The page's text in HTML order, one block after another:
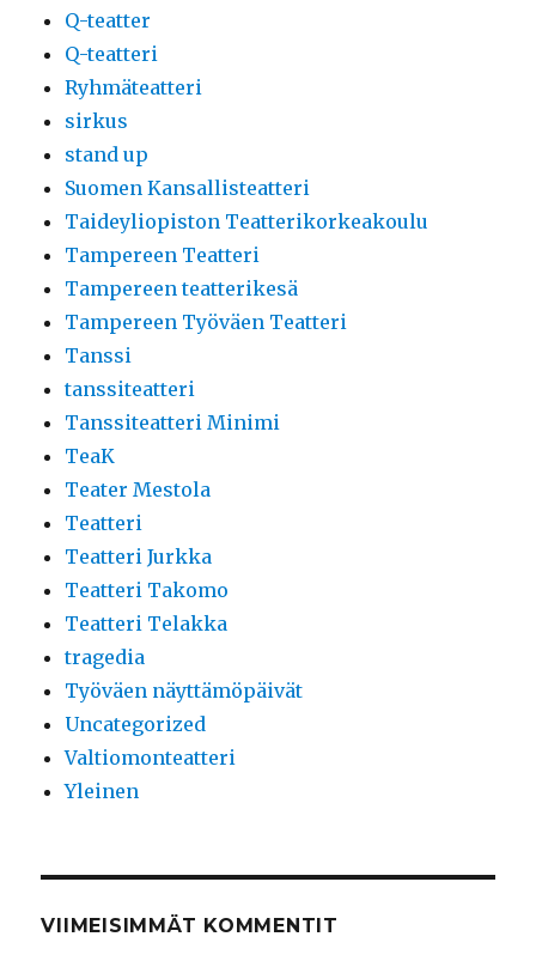
Q-teatter
Q-teatteri
Ryhmäteatteri
sirkus
stand up
Suomen Kansallisteatteri
Taideyliopiston Teatterikorkeakoulu
Tampereen Teatteri
Tampereen teatterikesä
Tampereen Työväen Teatteri
Tanssi
tanssiteatteri
Tanssiteatteri Minimi
TeaK
Teater Mestola
Teatteri
Teatteri Jurkka
Teatteri Takomo
Teatteri Telakka
tragedia
Työväen näyttämöpäivät
Uncategorized
Valtiomonteatteri
Yleinen
VIIMEISIMMÄT KOMMENTIT